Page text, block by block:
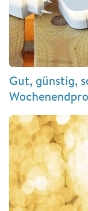
Gut, günstig,